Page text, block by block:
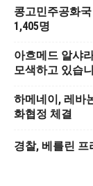
콩고민주공화
1,405명
아흐메드 알샤
모색하고 있습
하메네이, 레바
화협정 체결
경찰, 베를린